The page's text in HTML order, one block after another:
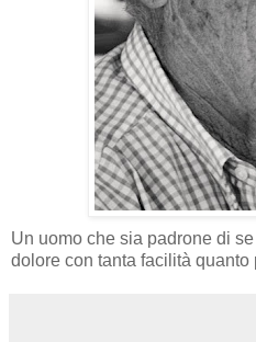
Un uomo che sia padrone di
dolore con tanta facilità